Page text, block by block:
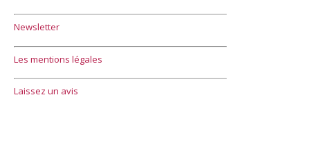
Newsletter
Les mentions légales
Laissez un avis